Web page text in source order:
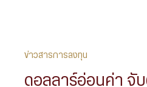
ข่าวสารการลงทุน
ดอลลาร์อ่อนค่า จั